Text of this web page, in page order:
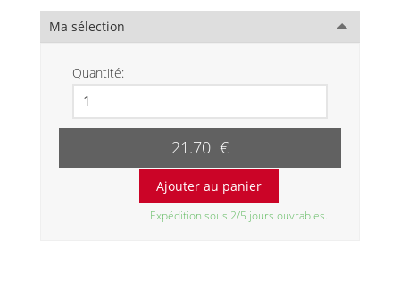
Ma sélection
Quantité:
21.70 €
Expédition sous 2/5 jours ouvrables.